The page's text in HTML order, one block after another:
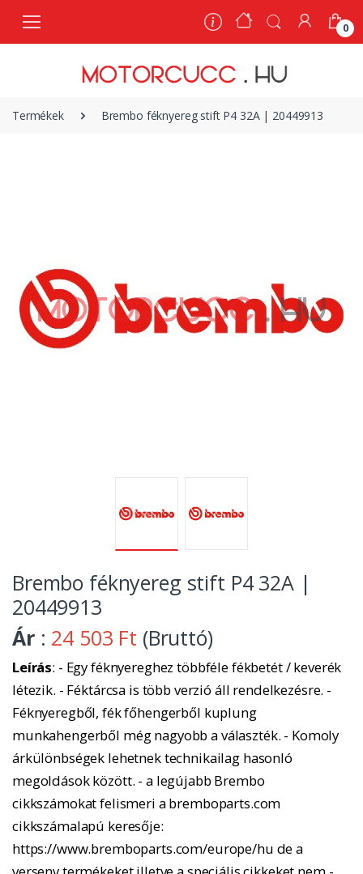
0
Termékek Brembo féknyereg stift P4 32A | 20449913
Brembo féknyereg stift P4 32A |
20449913
Ár : 24 503 Ft (Bruttó)
Leírás: - Egy féknyereghez többféle fékbetét / keverék
létezik. - Féktárcsa is több verzió áll rendelkezésre. -
Féknyeregből, fék főhengerből kuplung
munkahengerből még nagyobb a választék. - Komoly
árkülönbségek lehetnek technikailag hasonló
megoldások között. - a legújabb Brembo
cikkszámokat felismeri a bremboparts.com
cikkszámalapú keresője:
https://www.bremboparts.com/europe/hu de a
0